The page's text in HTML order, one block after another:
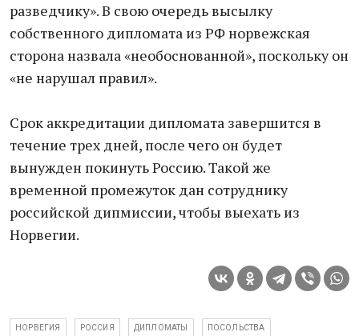
разведчику». В свою очередь высылку
собственного дипломата из РФ норвежская
сторона назвала «необоснованной», поскольку он
«не нарушал правил».
Срок аккредитации дипломата завершится в
течение трех дней, после чего он будет
вынужден покинуть Россию. Такой же
временной промежуток дан сотруднику
российской дипмиссии, чтобы выехать из
Норвегии.
НОРВЕГИЯ РОССИЯ ДИПЛОМАТЫ ПОСОЛЬСТВА